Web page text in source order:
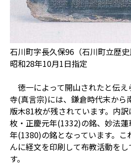
石川町字長久保96（石川町立歴史
昭和28年10月1日指定
徳一によって開山されたと伝え
寺(真言宗)には、鎌倉時代末から
版木81枚が残されています。内
枚・正慶元年(1332)の銘、妙法
年(1380)の銘となっています。こ
んに経文を印刷して布教活動を
す。